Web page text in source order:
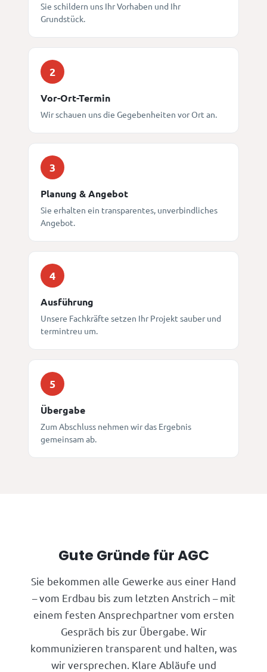
Sie schildern uns Ihr Vorhaben und Ihr
Grundstück.
2
Vor-Ort-Termin
Wir schauen uns die Gegebenheiten vor Ort an.
3
Planung & Angebot
Sie erhalten ein transparentes, unverbindliches
Angebot.
4
Ausführung
Unsere Fachkräfte setzen Ihr Projekt sauber und
termintreu um.
5
Übergabe
Zum Abschluss nehmen wir das Ergebnis
gemeinsam ab.
Gute Gründe für AGC
Sie bekommen alle Gewerke aus einer Hand
– vom Erdbau bis zum letzten Anstrich – mit
einem festen Ansprechpartner vom ersten
Gespräch bis zur Übergabe. Wir
kommunizieren transparent und halten, was
wir versprechen. Klare Abläufe und